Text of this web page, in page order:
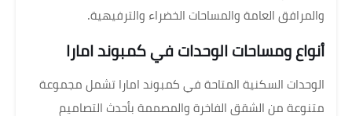
والمرافق العامة والمساحات الخضراء والترفيهية.
أنواع ومساحات الوحدات في كمبوند امارا
الوحدات السكنية المتاحة في كمبوند امارا تشمل مجموعة
متنوعة من الشقق الفاخرة والمصممة بأحدث التصاميم